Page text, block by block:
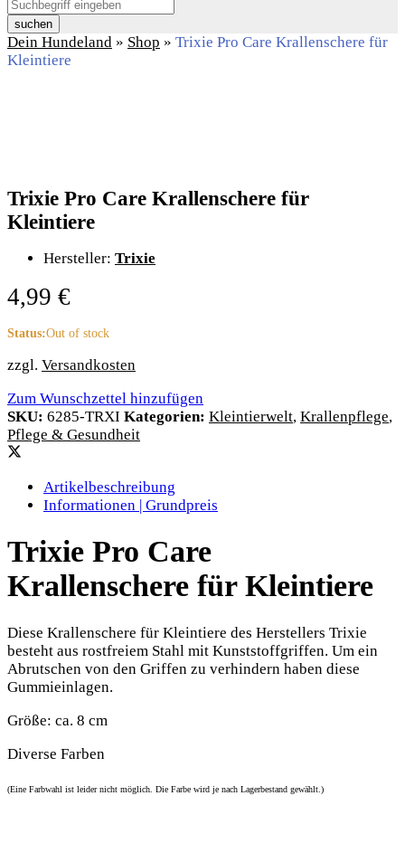
suchen
Dein Hundeland » Shop » Trixie Pro Care Krallenschere für
Kleintiere
Trixie Pro Care Krallenschere für
Kleintiere
Hersteller: Trixie
4,99 €
Status:Out of stock
zzgl. Versandkosten
Zum Wunschzettel hinzufügen
SKU: 6285-TRXI Kategorien: Kleintierwelt, Krallenpflege,
Pflege & Gesundheit
Artikelbeschreibung
Informationen | Grundpreis
Trixie Pro Care
Krallenschere für Kleintiere
Diese Krallenschere für Kleintiere des Herstellers Trixie
besteht aus rostfreiem Stahl mit Kunststoffgriffen. Um ein
Abrutschen von den Griffen zu verhindern haben diese
Gummieinlagen.
Größe: ca. 8 cm
Diverse Farben
(Eine Farbwahl ist leider nicht möglich. Die Farbe wird je nach Lagerbestand gewählt.)